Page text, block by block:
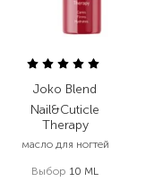
Joko Blend
Nail&Cuticle
Therapy
масло для ногтей
Выбор 10 ML